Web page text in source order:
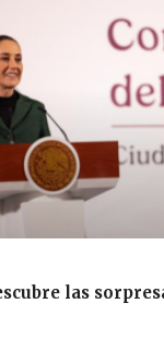
las